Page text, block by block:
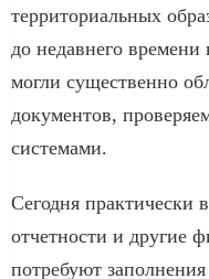
территориальных
до недавнего
могли существенно
документов,
системами.
Сегодня практически
отчетности и другие
потребуют